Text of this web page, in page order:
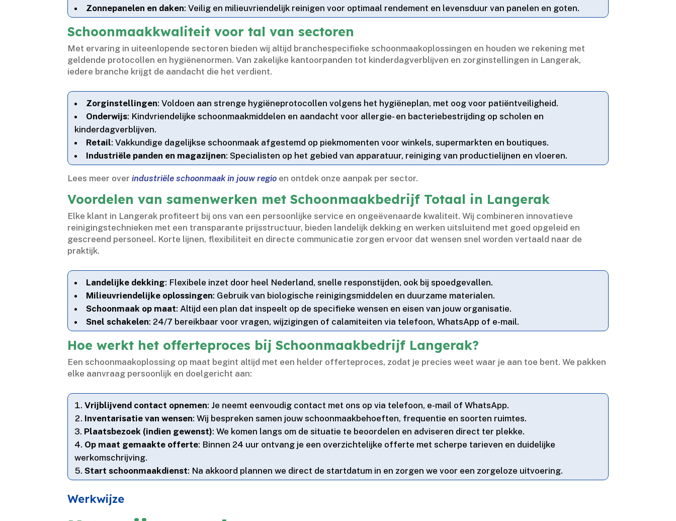
Zonnepanelen en daken: Veilig en milieuvriendelijk reinigen voor optimaal rendement en levensduur van panelen en goten.​
Schoonmaakkwaliteit voor tal van sectoren
Met ervaring in uiteenlopende sectoren bieden wij altijd branchespecifieke schoonmaakoplossingen en houden we rekening met
geldende protocollen en hygiënenormen.​ Van zakelijke kantoorpanden tot kinderdagverblijven en zorginstellingen in Langerak,
iedere branche krijgt de aandacht die het verdient.​
Zorginstellingen: Voldoen aan strenge hygiëneprotocollen volgens het hygiëneplan, met oog voor patiëntveiligheid.​
Onderwijs: Kindvriendelijke schoonmaakmiddelen en aandacht voor allergie- en bacteriebestrijding op scholen en
kinderdagverblijven.​
Retail: Vakkundige dagelijkse schoonmaak afgestemd op piekmomenten voor winkels, supermarkten en boutiques.​
Industriële panden en magazijnen: Specialisten op het gebied van apparatuur, reiniging van productielijnen en vloeren.​
Lees meer overindustriële schoonmaak in jouw regio en ontdek onze aanpak per sector.​
Voordelen van samenwerken met Schoonmaakbedrijf Totaal in Langerak
Elke klant in Langerak profiteert bij ons van een persoonlijke service en ongeëvenaarde kwaliteit.​ Wij combineren innovatieve
reinigingstechnieken met een transparante prijsstructuur, bieden landelijk dekking en werken uitsluitend met goed opgeleid en
gescreend personeel.​ Korte lijnen, flexibiliteit en directe communicatie zorgen ervoor dat wensen snel worden vertaald naar de
praktijk.​
Landelijke dekking: Flexibele inzet door heel Nederland, snelle responstijden, ook bij spoedgevallen.​
Milieuvriendelijke oplossingen: Gebruik van biologische reinigingsmiddelen en duurzame materialen.​
Schoonmaak op maat: Altijd een plan dat inspeelt op de specifieke wensen en eisen van jouw organisatie.​
Snel schakelen: 24/7 bereikbaar voor vragen, wijzigingen of calamiteiten via telefoon, WhatsApp of e-mail.​
Hoe werkt het offerteproces bij Schoonmaakbedrijf Langerak?
Een schoonmaakoplossing op maat begint altijd met een helder offerteproces, zodat je precies weet waar je aan toe bent.​ We pakken
elke aanvraag persoonlijk en doelgericht aan:
Vrijblijvend contact opnemen: Je neemt eenvoudig contact met ons op via telefoon, e-mail of WhatsApp.​
Inventarisatie van wensen: Wij bespreken samen jouw schoonmaakbehoeften, frequentie en soorten ruimtes.​
Plaatsbezoek (indien gewenst): We komen langs om de situatie te beoordelen en adviseren direct ter plekke.​
Op maat gemaakte offerte: Binnen 24 uur ontvang je een overzichtelijke offerte met scherpe tarieven en duidelijke
werkomschrijving.​
Start schoonmaakdienst: Na akkoord plannen we direct de startdatum in en zorgen we voor een zorgeloze uitvoering.​
Werkwijze